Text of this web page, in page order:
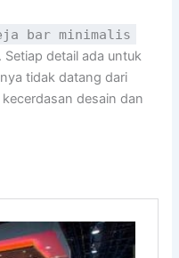
bar minimalis
detail ada untuk
tidak datang dari
desain dan